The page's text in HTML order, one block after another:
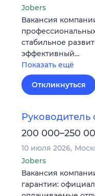
Jobers
Вакансия
стабильное
эффективный…
Показать ещё
Откликнуться
200 000–250
10 июля 2026
Jobers
Вакансия
гарантии: